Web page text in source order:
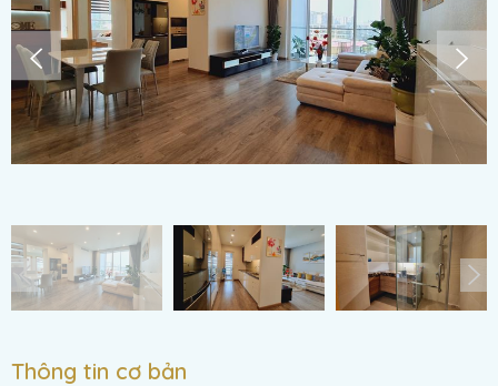
Thông tin cơ bản